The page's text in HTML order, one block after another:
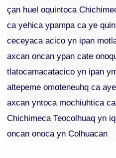
çan huel oquintoca
ca yehica ypampa ca ye
ceceyaca acico yn ipan
axcan oncan ypan cate
tlatocamacatacico yn ipan
altepeme omoteneuhq ca
axcan yntoca mochiuhtica
Chichimeca Teocolhuaq yn
oncan onoca yn Colhuacan